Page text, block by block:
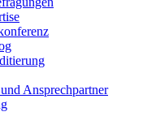
Ansprechpartner